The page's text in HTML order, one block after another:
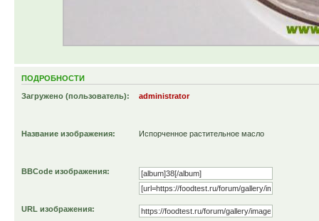
ПОДРОБНОСТИ
Загружено (пользователь): administrator
Название изображения: Испорченное растительное масло
BBCode изображения:
URL изображения: